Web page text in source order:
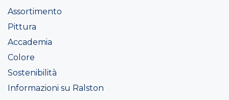
Assortimento
Pittura
Accademia
Colore
Sostenibilità
Informazioni su Ralston